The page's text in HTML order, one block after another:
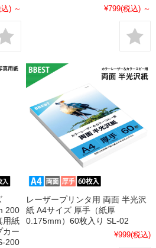
) ～ ¥799(税込) ～
200
用紙
カー
200
レーザープリンタ用 両面 半光沢
紙 A4サイズ 厚手（紙厚
0.175mm）60枚入り SL-02
¥999(税込)